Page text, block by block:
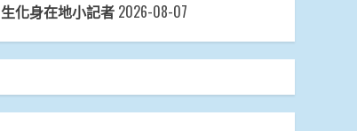
生化身在地小記者 2026-08-07